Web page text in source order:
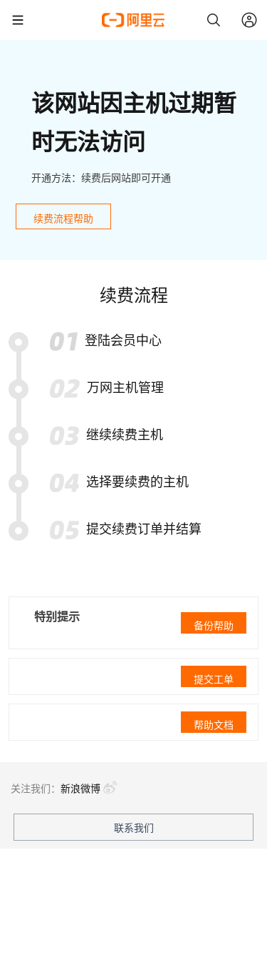
该网站因主机过期暂
时无法访问
开通方法：续费后网站即可开通
续费流程帮助
续费流程
登陆会员中心
万网主机管理
继续续费主机
选择要续费的主机
提交续费订单并结算
特别提示
备份帮助
提交工单
帮助文档